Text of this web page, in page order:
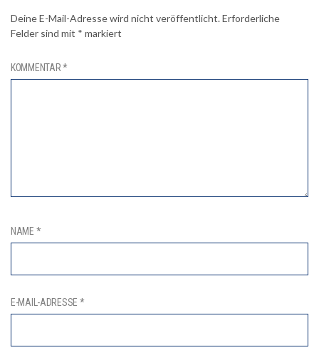
Deine E-Mail-Adresse wird nicht veröffentlicht.Erforderliche
Felder sind mit * markiert
KOMMENTAR*
NAME *
E-MAIL-ADRESSE *